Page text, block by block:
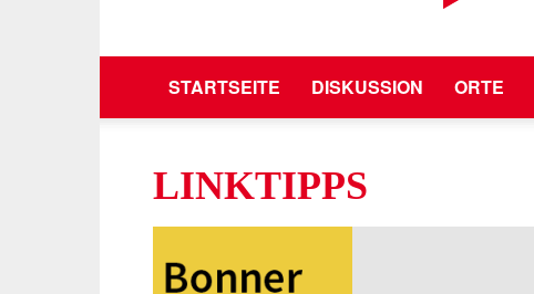
STARTSEITE DISKUSSION ORTE
LINKTIPPS